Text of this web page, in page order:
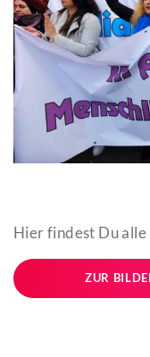
Hier findest Du
ZUR